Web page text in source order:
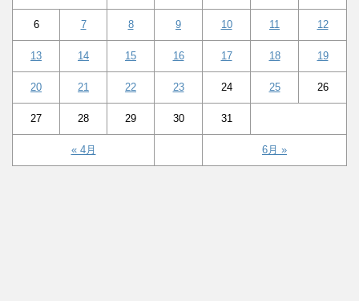
« 4月 6月 »
6 7 8 9 10 11 12
13 14 15 16 17 18 19
20 21 22 23 24 25 26
27 28 29 30 31